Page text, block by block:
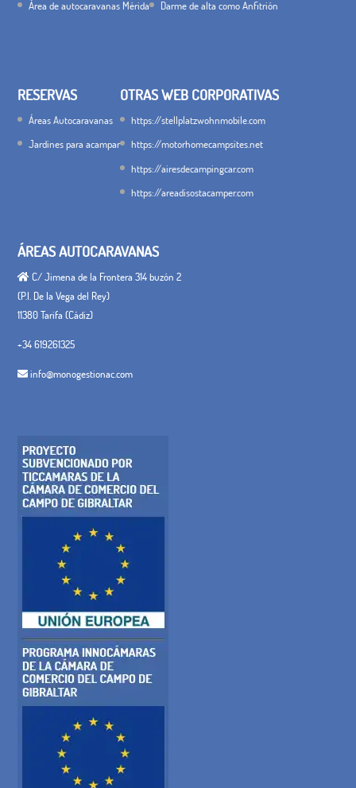
Área de autocaravanas Mérida
Darme de alta como Anfitrión
RESERVAS
Áreas Autocaravanas
Jardines para acampar
OTRAS WEB CORPORATIVAS
https://stellplatzwohnmobile.com
https://motorhomecampsites.net
https://airesdecampingcar.com
https://areadisostacamper.com
ÁREAS AUTOCARAVANAS
C/ Jimena de la Frontera 314 buzón 2
(P.I. De la Vega del Rey)
11380 Tarifa (Cádiz)
+34 619261325
info@monogestionac.com